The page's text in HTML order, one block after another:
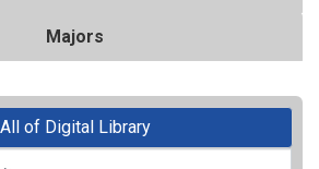
Majors
All of Digital Library